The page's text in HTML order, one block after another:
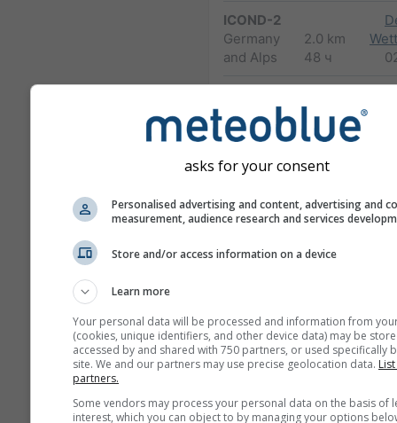
ICOND-2
Germany
and Alps
2.0 km
48 ч
Central Europe
5.0 km
60 ч
GFS-40
180 ч (3-hourly)
North
12.0 km
NAM-5
North America 5.0 km
48 ч
NAM-3
asks for your consent
Personalised advertising and content, advertising and
measurement, audience research and services
Store and/or access information on a device
Learn more
Your personal data will be processed and information from
(cookies, unique identifiers, and other device data) may be
accessed by and shared with 750 partners, or used specifically
site. We and our partners may use precise geolocation data.
partners.
Some vendors may process your personal data on the basis of
interest, which you can object to by managing your options